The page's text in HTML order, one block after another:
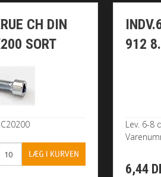
CH DIN
SORT
912
Lev. 6-8
6,44